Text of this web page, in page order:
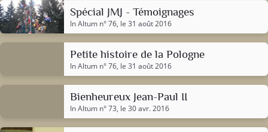
Spécial JMJ - Témoignages
In Altum n° 76, le 31 août 2016
Petite histoire de la Pologne
In Altum n° 76, le 31 août 2016
Bienheureux Jean-Paul II
In Altum n° 73, le 30 avr. 2016